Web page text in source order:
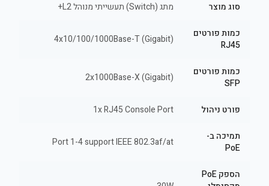
סוג מוצר מתג (Switch) תעשייתי מנוהל L2+
כמות פורטים
RJ45
4x10/100/1000Base-T (Gigabit)
כמות פורטים
SFP
2x1000Base-X (Gigabit)
פורט ניהול 1x RJ45 Console Port
תמיכה ב-
PoE
Port 1-4 support IEEE 802.3af/at
הספק PoE